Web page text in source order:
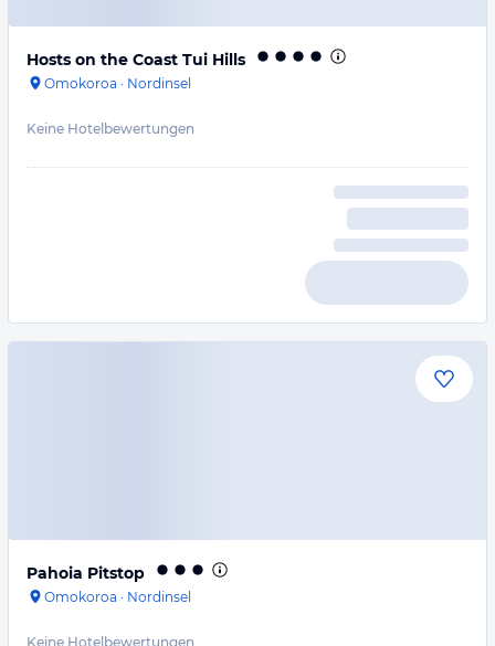
Hosts on the Coast Tui Hills
Omokoroa · Nordinsel
Keine Hotelbewertungen
Pahoia Pitstop
Omokoroa · Nordinsel
Keine Hotelbewertungen